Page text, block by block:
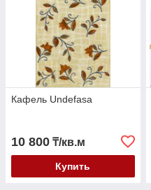
Кафель Undefasa
10 800 ₸/кв.м
Купить